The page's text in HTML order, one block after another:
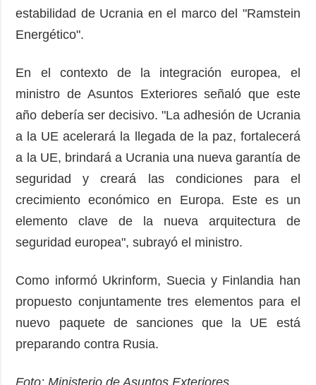
estabilidad de Ucrania en el marco del "Ramstein
Energético".
En el contexto de la integración europea, el
ministro de Asuntos Exteriores señaló que este
año debería ser decisivo. "La adhesión de Ucrania
a la UE acelerará la llegada de la paz, fortalecerá
a la UE, brindará a Ucrania una nueva garantía de
seguridad y creará las condiciones para el
crecimiento económico en Europa. Este es un
elemento clave de la nueva arquitectura de
seguridad europea", subrayó el ministro.
Como informó Ukrinform, Suecia y Finlandia han
propuesto conjuntamente tres elementos para el
nuevo paquete de sanciones que la UE está
preparando contra Rusia.
Foto: Ministerio de Asuntos Exteriores